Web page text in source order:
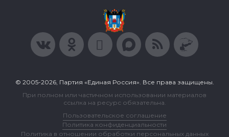
© 2005-2026, Партия «Единая Россия». Все права защищены.
При полном или частичном использовании материалов
ссылка на ресурс обязательна.
Пользовательское соглашение
Политика конфиденциальности
Политика в отношении обработки персональных данных